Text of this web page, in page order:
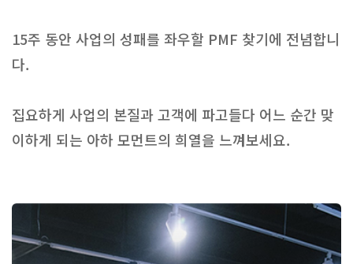
15주 동안 사업의 성패를 좌우할 PMF 찾기에 전념합니
다.
집요하게 사업의 본질과 고객에 파고들다 어느 순간 맞
이하게 되는 아하 모먼트의 희열을 느껴보세요.